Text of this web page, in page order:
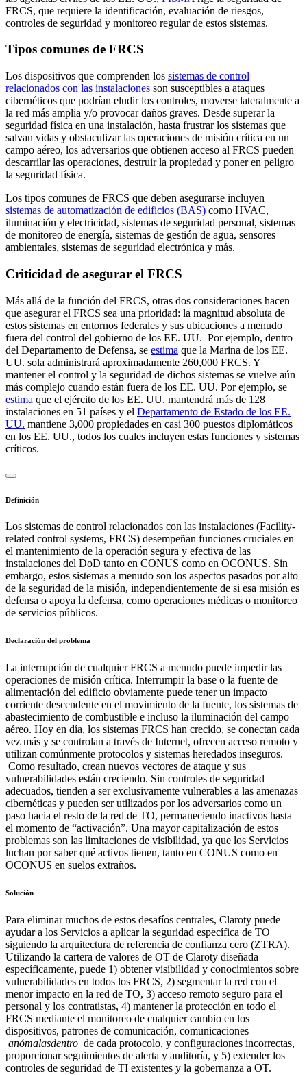
FRCS, que requiere la identificación, evaluación de riesgos,
controles de seguridad y monitoreo regular de estos sistemas.
Tipos comunes de FRCS
Los dispositivos que comprenden los sistemas de control
relacionados con las instalaciones son susceptibles a ataques
cibernéticos que podrían eludir los controles, moverse lateralmente a
la red más amplia y/o provocar daños graves. Desde superar la
seguridad física en una instalación, hasta frustrar los sistemas que
salvan vidas y obstaculizar las operaciones de misión crítica en un
campo aéreo, los adversarios que obtienen acceso al FRCS pueden
descarrilar las operaciones, destruir la propiedad y poner en peligro
la seguridad física.
Los tipos comunes de FRCS que deben asegurarse incluyen
sistemas de automatización de edificios (BAS) como HVAC,
iluminación y electricidad, sistemas de seguridad personal, sistemas
de monitoreo de energía, sistemas de gestión de agua, sensores
ambientales, sistemas de seguridad electrónica y más.
Criticidad de asegurar el FRCS
Más allá de la función del FRCS, otras dos consideraciones hacen
que asegurar el FRCS sea una prioridad: la magnitud absoluta de
estos sistemas en entornos federales y sus ubicaciones a menudo
fuera del control del gobierno de los EE. UU. Por ejemplo, dentro
del Departamento de Defensa, se estima que la Marina de los EE.
UU. sola administrará aproximadamente 260,000 FRCS. Y
mantener el control y la seguridad de dichos sistemas se vuelve aún
más complejo cuando están fuera de los EE. UU. Por ejemplo, se
estima que el ejército de los EE. UU. mantendrá más de 128
instalaciones en 51 países y el Departamento de Estado de los EE.
UU. mantiene 3,000 propiedades en casi 300 puestos diplomáticos
en los EE. UU., todos los cuales incluyen estas funciones y sistemas
críticos.
Definición
Los sistemas de control relacionados con las instalaciones (Facility-
related control systems, FRCS) desempeñan funciones cruciales en
el mantenimiento de la operación segura y efectiva de las
instalaciones del DoD tanto en CONUS como en OCONUS. Sin
embargo, estos sistemas a menudo son los aspectos pasados por alto
de la seguridad de la misión, independientemente de si esa misión es
defensa o apoya la defensa, como operaciones médicas o monitoreo
de servicios públicos.
Declaración del problema
La interrupción de cualquier FRCS a menudo puede impedir las
operaciones de misión crítica. Interrumpir la base o la fuente de
alimentación del edificio obviamente puede tener un impacto
corriente descendente en el movimiento de la fuente, los sistemas de
abastecimiento de combustible e incluso la iluminación del campo
aéreo. Hoy en día, los sistemas FRCS han crecido, se conectan cada
vez más y se controlan a través de Internet, ofrecen acceso remoto y
utilizan comúnmente protocolos y sistemas heredados inseguros.
Como resultado, crean nuevos vectores de ataque y sus
vulnerabilidades están creciendo. Sin controles de seguridad
adecuados, tienden a ser exclusivamente vulnerables a las amenazas
cibernéticas y pueden ser utilizados por los adversarios como un
paso hacia el resto de la red de TO, permaneciendo inactivos hasta
el momento de “activación”. Una mayor capitalización de estos
problemas son las limitaciones de visibilidad, ya que los Servicios
luchan por saber qué activos tienen, tanto en CONUS como en
OCONUS en suelos extraños.
Solución
Para eliminar muchos de estos desafíos centrales, Claroty puede
ayudar a los Servicios a aplicar la seguridad específica de TO
siguiendo la arquitectura de referencia de confianza cero (ZTRA).
Utilizando la cartera de valores de OT de Claroty diseñada
específicamente, puede 1) obtener visibilidad y conocimientos sobre
vulnerabilidades en todos los FRCS, 2) segmentar la red con el
menor impacto en la red de TO, 3) acceso remoto seguro para el
personal y los contratistas, 4) mantener la protección en todo el
FRCS mediante el monitoreo de cualquier cambio en los
dispositivos, patrones de comunicación, comunicaciones
anómalasdentro de cada protocolo, y configuraciones incorrectas,
proporcionar seguimientos de alerta y auditoría, y 5) extender los
controles de seguridad de TI existentes y la gobernanza a OT.